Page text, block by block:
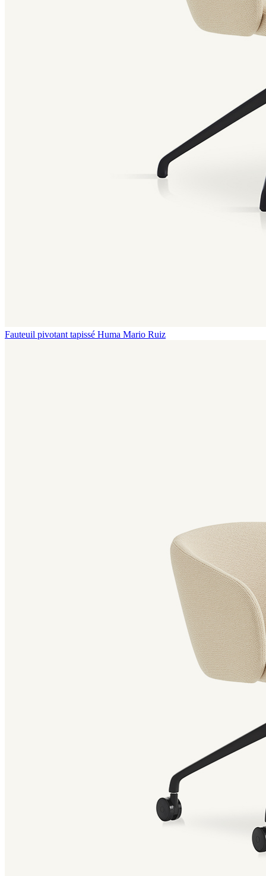
Fauteuil pivotant tapissé Huma Mario Ruiz